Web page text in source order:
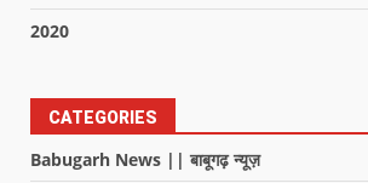
2020
CATEGORIES
Babugarh News || बाबूगढ़ न्यूज़